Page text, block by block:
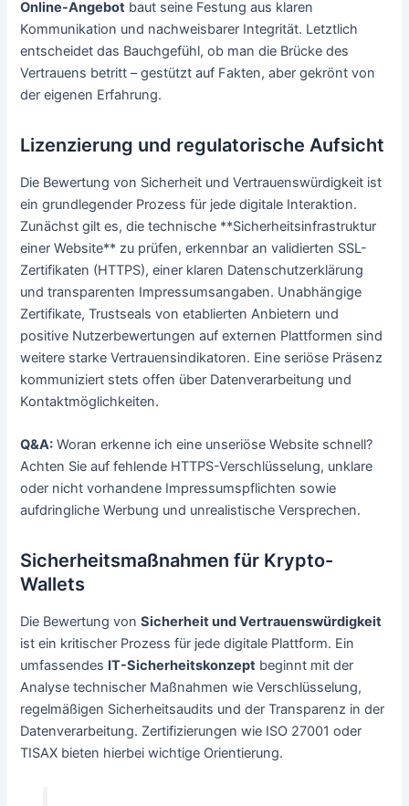
Online-Angebot baut seine Festung aus klaren
Kommunikation und nachweisbarer Integrität. Letztlich
entscheidet das Bauchgefühl, ob man die Brücke des
Vertrauens betritt – gestützt auf Fakten, aber gekrönt von
der eigenen Erfahrung.
Lizenzierung und regulatorische Aufsicht
Die Bewertung von Sicherheit und Vertrauenswürdigkeit ist
ein grundlegender Prozess für jede digitale Interaktion.
Zunächst gilt es, die technische **Sicherheitsinfrastruktur
einer Website** zu prüfen, erkennbar an validierten SSL-
Zertifikaten (HTTPS), einer klaren Datenschutzerklärung
und transparenten Impressumsangaben. Unabhängige
Zertifikate, Trustseals von etablierten Anbietern und
positive Nutzerbewertungen auf externen Plattformen sind
weitere starke Vertrauensindikatoren. Eine seriöse Präsenz
kommuniziert stets offen über Datenverarbeitung und
Kontaktmöglichkeiten.
Q&A: Woran erkenne ich eine unseriöse Website schnell?
Achten Sie auf fehlende HTTPS-Verschlüsselung, unklare
oder nicht vorhandene Impressumspflichten sowie
aufdringliche Werbung und unrealistische Versprechen.
Sicherheitsmaßnahmen für Krypto-
Wallets
Die Bewertung vonSicherheit und Vertrauenswürdigkeit
ist ein kritischer Prozess für jede digitale Plattform. Ein
umfassendes IT-Sicherheitskonzept beginnt mit der
Analyse technischer Maßnahmen wie Verschlüsselung,
regelmäßigen Sicherheitsaudits und der Transparenz in der
Datenverarbeitung. Zertifizierungen wie ISO 27001 oder
TISAX bieten hierbei wichtige Orientierung.